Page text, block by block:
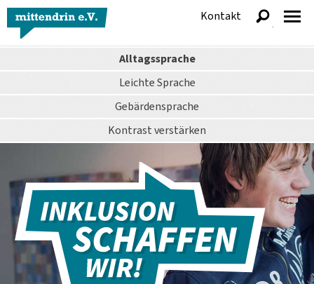
Alltagssprache
Leichte Sprache
Gebärdensprache
Kontrastverstärken
Kontakt
anzeigen